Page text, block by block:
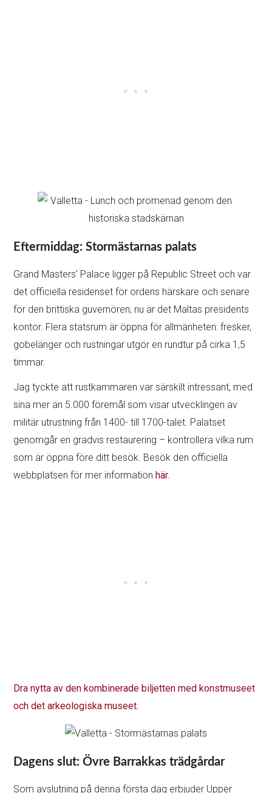
Eftermiddag: Stormästarnas palats
Grand Masters’ Palace ligger på Republic Street och var
det officiella residenset för ordens härskare och senare
för den brittiska guvernören; nu är det Maltas presidents
kontor. Flera statsrum är öppna för allmänheten: fresker,
gobelänger och rustningar utgör en rundtur på cirka 1,5
timmar.
Jag tyckte att rustkammaren var särskilt intressant, med
sina mer än 5.000 föremål som visar utvecklingen av
militär utrustning från 1400- till 1700-talet. Palatset
genomgår en gradvis restaurering – kontrollera vilka rum
som är öppna före ditt besök. Besök den officiella
webbplatsen för mer informationhär.
Dra nytta av den kombinerade biljetten med konstmuseet
och det arkeologiska museet.
Dagens slut: Övre Barrakkas trädgårdar
Som avslutning på denna första dag erbjuder Upper